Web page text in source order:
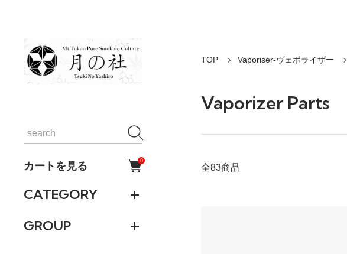
カートを見る 0
CATEGORY
GROUP
TOP Vaporiser-ヴェポライザー
Vaporizer Parts
全83商品